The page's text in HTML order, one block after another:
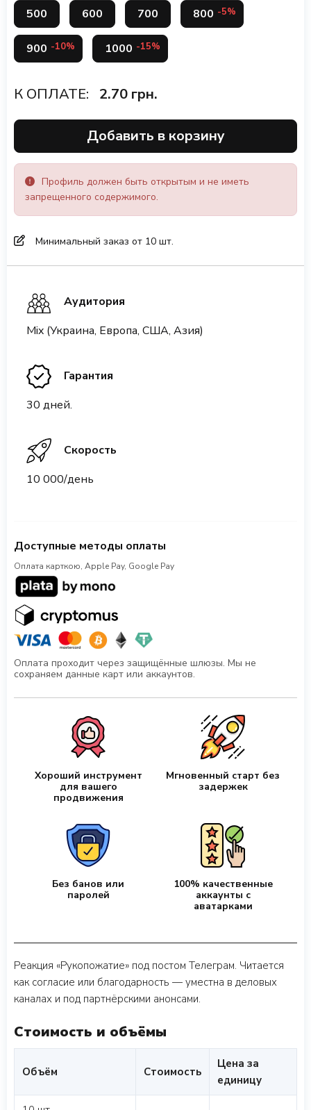
500 600 700 800 -5%
900 -10% 1000 -15%
К ОПЛАТЕ: 2.70 грн.
Добавить в корзину
Профиль должен быть открытым и не иметь
запрещенного содержимого.
Минимальный заказ от 10 шт.
Аудитория
Mix (Украина, Европа, США, Азия)
Гарантия
30 дней.
Скорость
10 000/день
Доступные методы оплаты
Оплата карткою, Apple Pay, Google Pay
Оплата проходит через защищённые шлюзы. Мы не
сохраняем данные карт или аккаунтов.
Хороший инструмент
для вашего
продвижения
Мгновенный старт без
задержек
Без банов или
паролей
100% качественные
аккаунты с
аватарками
Реакция «Рукопожатие» под постом Телеграм. Читается
как согласие или благодарность — уместна в деловых
каналах и под партнёрскими анонсами.
Стоимость и объёмы
Объём Стоимость
Цена за
единицу